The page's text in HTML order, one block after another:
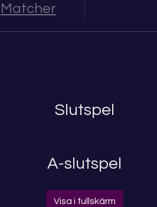
Matcher
Slutspel
A-slutspel
Visa i fullskärm